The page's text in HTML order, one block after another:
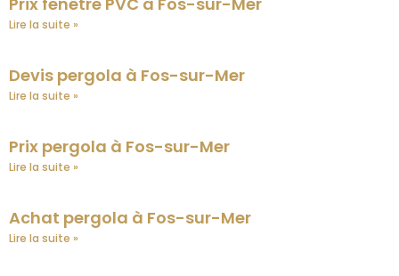
Lire la suite »
Devis pergola à Fos-sur-Mer
Lire la suite »
Prix pergola à Fos-sur-Mer
Lire la suite »
Achat pergola à Fos-sur-Mer
Lire la suite »